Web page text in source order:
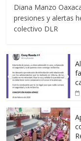
Diana Manzo
presiones y alertas
colectivo DLR